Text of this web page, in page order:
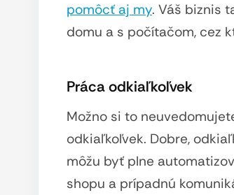
pomôcť aj my. Váš biznis
domu a s počítačom, cez
Práca odkiaľkoľvek
Možno si to
odkiaľkoľvek. Dobre,
môžu byť plne
shopu a prípadnú